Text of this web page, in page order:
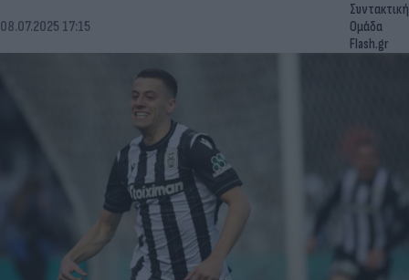
08.07.2025 17:15
Συντακτική
Ομάδα
Flash.gr